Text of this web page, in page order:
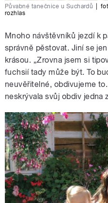
Půvabné tanečnice u Suchardů
rozhlas
Mnoho návštěvníků jezdí k
správně pěstovat. Jiní se
krásou. „Zrovna jsem si
fuchsií tady může být. To
neuvěřitelné, obdivujeme
neskrývala svůj obdiv jedna